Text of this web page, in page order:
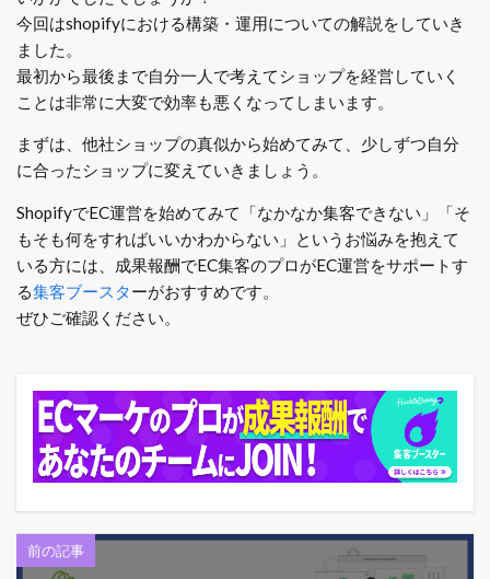
今回はshopifyにおける構築・運用についての解説をしていき
ました。
最初から最後まで自分一人で考えてショップを経営していく
ことは非常に大変で効率も悪くなってしまいます。
まずは、他社ショップの真似から始めてみて、少しずつ自分
に合ったショップに変えていきましょう。
ShopifyでEC運営を始めてみて「なかなか集客できない」「そ
もそも何をすればいいかわからない」というお悩みを抱えて
いる方には、成果報酬でEC集客のプロがEC運営をサポートす
る集客ブースターがおすすめです。
ぜひご確認ください。
前の記事